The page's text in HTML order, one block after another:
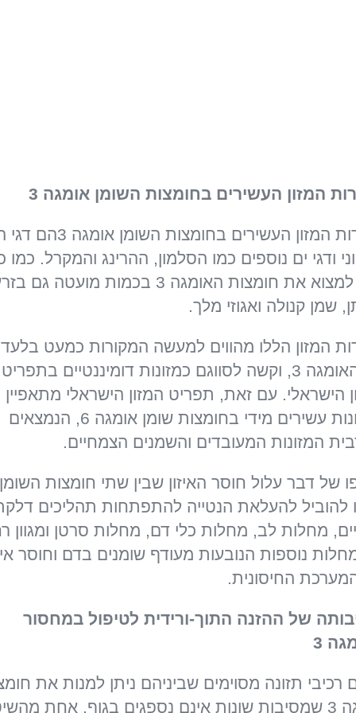
המזון העשירים בחומצות השומן אומגה 3
מקורות המזון העשירים בחומצות השומן
ודגי ים נוספים כמו הסלמון, ההרינג והמקרל. כמו
ניתן למצוא את חומצות האומגה 3 בכמות מועטה גם
שמן קנולה ואגוזי מלך.
המזון הללו מהווים למעשה המקורות כמעט
של האומגה 3, וקשה לסווגם כמזונות דומיננטיים בתפריט
הישראלי. עם זאת, תפריט המזון הישראלי מתאפיין
במזונות עשירים מידי בחומצות שומן אומגה 6, הנמצאים
המזונות המעובדים והשמנים הצמחיים.
של דבר עלול חוסר האיזון שבין שתי חומצות השומן
להוביל להעלאת הנטייה להתפתחות תהליכים
מחלות לב, מחלות כלי דם, מחלות סרטן ומגוון
נוספות הנובעות מעודף שומנים בדם וחוסר
החיסונית.
של ההזנה התוך-ורידית לטיפול במחסור
3
רכיבי תזונה מסוימים שביניהם ניתן למנות את
אומגה 3 שמסיבות שונות אינם נספגים בגוף. אחת